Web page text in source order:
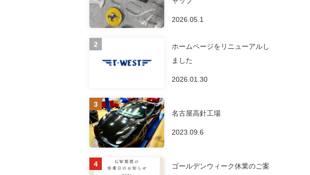
2026.05.1
ホームページをリニューアルし
ました
2026.01.30
名古屋高針工場
2023.09.6
ゴールデンウィーク休業のご案